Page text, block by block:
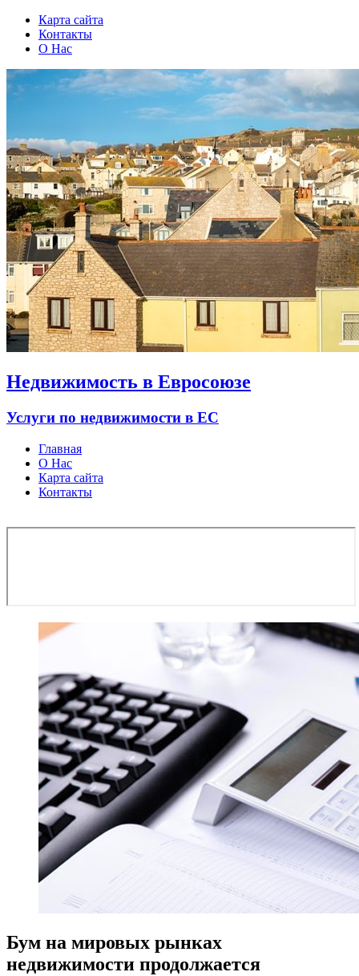
Карта сайта
Контакты
О Нас
Недвижимость в Евросоюзе
Услуги по недвижимости в ЕС
Главная
О Нас
Карта сайта
Контакты
Бум на мировых рынках
недвижимости продолжается